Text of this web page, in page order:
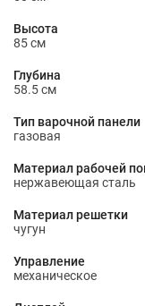
Высота
85 см
Глубина
58.5 см
Тип варочной панели
газовая
Материал рабочей
нержавеющая сталь
Материал решетки
чугун
Управление
механическое